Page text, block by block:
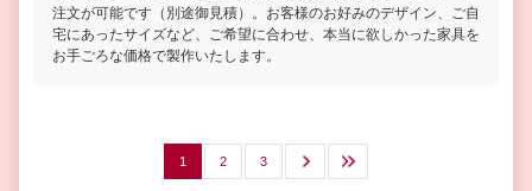
注文が可能です（別途御見積）。お客様のお好みのデザイン、ご自
宅にあったサイズなど、ご希望に合わせ、本当に欲しかった家具を
お手ごろな価格で製作いたします。
1 2 3 次へ 最後